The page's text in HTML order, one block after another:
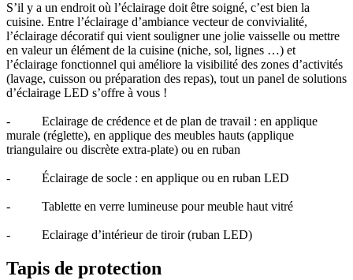
S’il y a un endroit où l’éclairage doit être soigné, c’est bien la
cuisine. Entre l’éclairage d’ambiance vecteur de convivialité,
l’éclairage décoratif qui vient souligner une jolie vaisselle ou mettre
en valeur un élément de la cuisine (niche, sol, lignes …) et
l’éclairage fonctionnel qui améliore la visibilité des zones d’activités
(lavage, cuisson ou préparation des repas), tout un panel de solutions
d’éclairage LED s’offre à vous !
- Eclairage de crédence et de plan de travail : en applique
murale (réglette), en applique des meubles hauts (applique
triangulaire ou discrète extra-plate) ou en ruban
- Éclairage de socle : en applique ou en ruban LED
- Tablette en verre lumineuse pour meuble haut vitré
- Eclairage d’intérieur de tiroir (ruban LED)
Tapis de protection